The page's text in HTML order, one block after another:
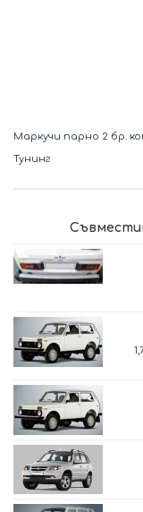
Маркучи парно 2 бр.
Тунинг